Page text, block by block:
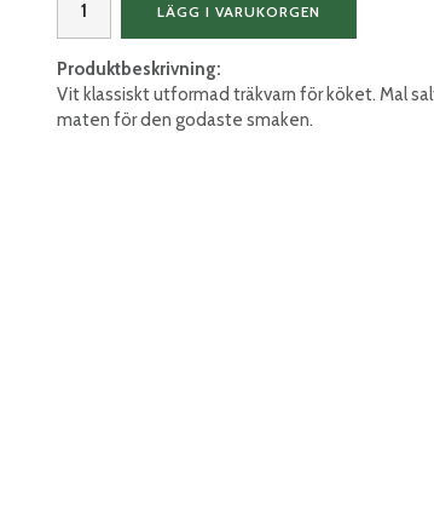
LÄGG I VARUKORGEN
Produktbeskrivning:
Vit klassiskt utformad träkvarn för köket. Mal
maten för den godaste smaken.